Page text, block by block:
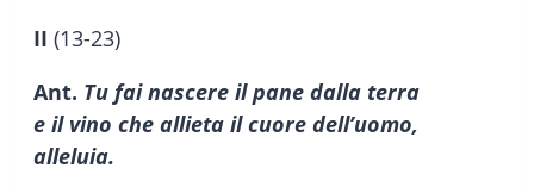
II (13-23)
Ant. Tu fai nascere il pane dalla terra
e il vino che allieta il cuore dell’uomo,
alleluia.